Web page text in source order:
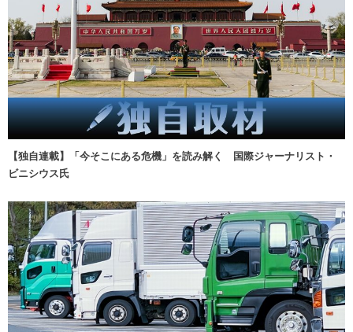
【独自連載】「今そこにある危機」を読み解く 国際ジャーナリスト・
ビニシウス氏